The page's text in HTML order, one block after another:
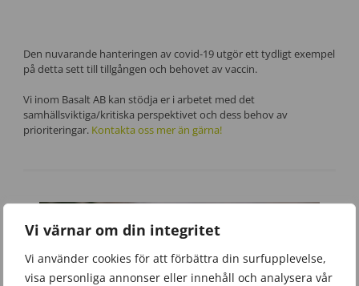
Vi värnar om din integritet
Vi använder cookies för att förbättra din surfupplevelse,
visa personliga annonser eller innehåll och analysera vår
Den nuvarande hanteringen av covid-19 utgör ett tydligt exempel
på detta sett till tillgången och behovet av vaccin.
Vi inom Basalt AB kan stödja er i arbetet med det
samhällsviktiga/kritiska perspektivet och dess behov av
prioriteringar. Kontakta oss mer än gärna!